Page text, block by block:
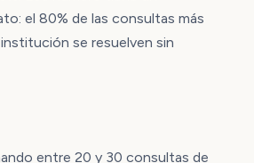
el 80% de las consultas más
se resuelven sin
entre 20 y 30 consultas de